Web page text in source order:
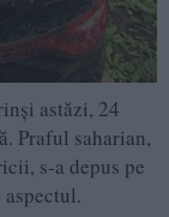
astăzi, 24
Praful saharian,
s-a depus pe